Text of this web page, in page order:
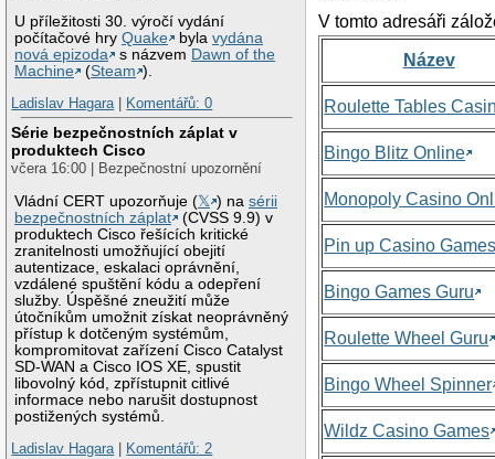
U příležitosti 30. výročí vydání
počítačové hryQuake bylavydána
nová epizoda
s názvem Dawn of the
Machine
(Steam ).
Ladislav Hagara| Komentářů: 0
Série bezpečnostních záplat v
produktech Cisco
včera 16:00 | Bezpečnostní upozornění
Vládní CERT upozorňuje (𝕏 ) nasérii
bezpečnostních záplat
(CVSS 9.9) v
produktech Cisco řešících kritické
zranitelnosti umožňující obejití
autentizace, eskalaci oprávnění,
vzdálené spuštění kódu a odepření
služby. Úspěšné zneužití může
útočníkům umožnit získat neoprávněný
přístup k dotčeným systémům,
kompromitovat zařízení Cisco Catalyst
SD-WAN a Cisco IOS XE, spustit
libovolný kód, zpřístupnit citlivé
informace nebo narušit dostupnost
postižených systémů.
Ladislav Hagara| Komentářů: 2
V tomto adresáři
Název
Roulette Tables
Bingo Blitz Online
Monopoly Casino
Pin up Casino
Bingo Games Guru
Roulette Wheel Guru
Bingo Wheel Spinner
Wildz Casino Games